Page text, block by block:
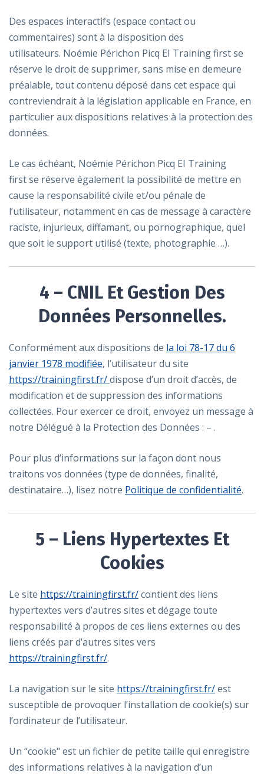
Des espaces interactifs (espace contact ou
commentaires) sont à la disposition des
utilisateurs. Noémie Périchon Picq EI Training first se
réserve le droit de supprimer, sans mise en demeure
préalable, tout contenu déposé dans cet espace qui
contreviendrait à la législation applicable en France, en
particulier aux dispositions relatives à la protection des
données.
Le cas échéant, Noémie Périchon Picq EI Training
first se réserve également la possibilité de mettre en
cause la responsabilité civile et/ou pénale de
l’utilisateur, notamment en cas de message à caractère
raciste, injurieux, diffamant, ou pornographique, quel
que soit le support utilisé (texte, photographie …).
4 – CNIL Et Gestion Des
Données Personnelles.
Conformément aux dispositions de la loi 78-17 du 6
janvier 1978 modifiée, l’utilisateur du site
https://trainingfirst.fr/dispose d’un droit d’accès, de
modification et de suppression des informations
collectées. Pour exercer ce droit, envoyez un message à
notre Délégué à la Protection des Données : – .
Pour plus d’informations sur la façon dont nous
traitons vos données (type de données, finalité,
destinataire…), lisez notre Politique de confidentialité.
5 – Liens Hypertextes Et
Cookies
Le site https://trainingfirst.fr/contient des liens
hypertextes vers d’autres sites et dégage toute
responsabilité à propos de ces liens externes ou des
liens créés par d’autres sites vers
https://trainingfirst.fr/.
La navigation sur le site https://trainingfirst.fr/est
susceptible de provoquer l’installation de cookie(s) sur
l’ordinateur de l’utilisateur.
Un “cookie" est un fichier de petite taille qui enregistre
des informations relatives à la navigation d’un